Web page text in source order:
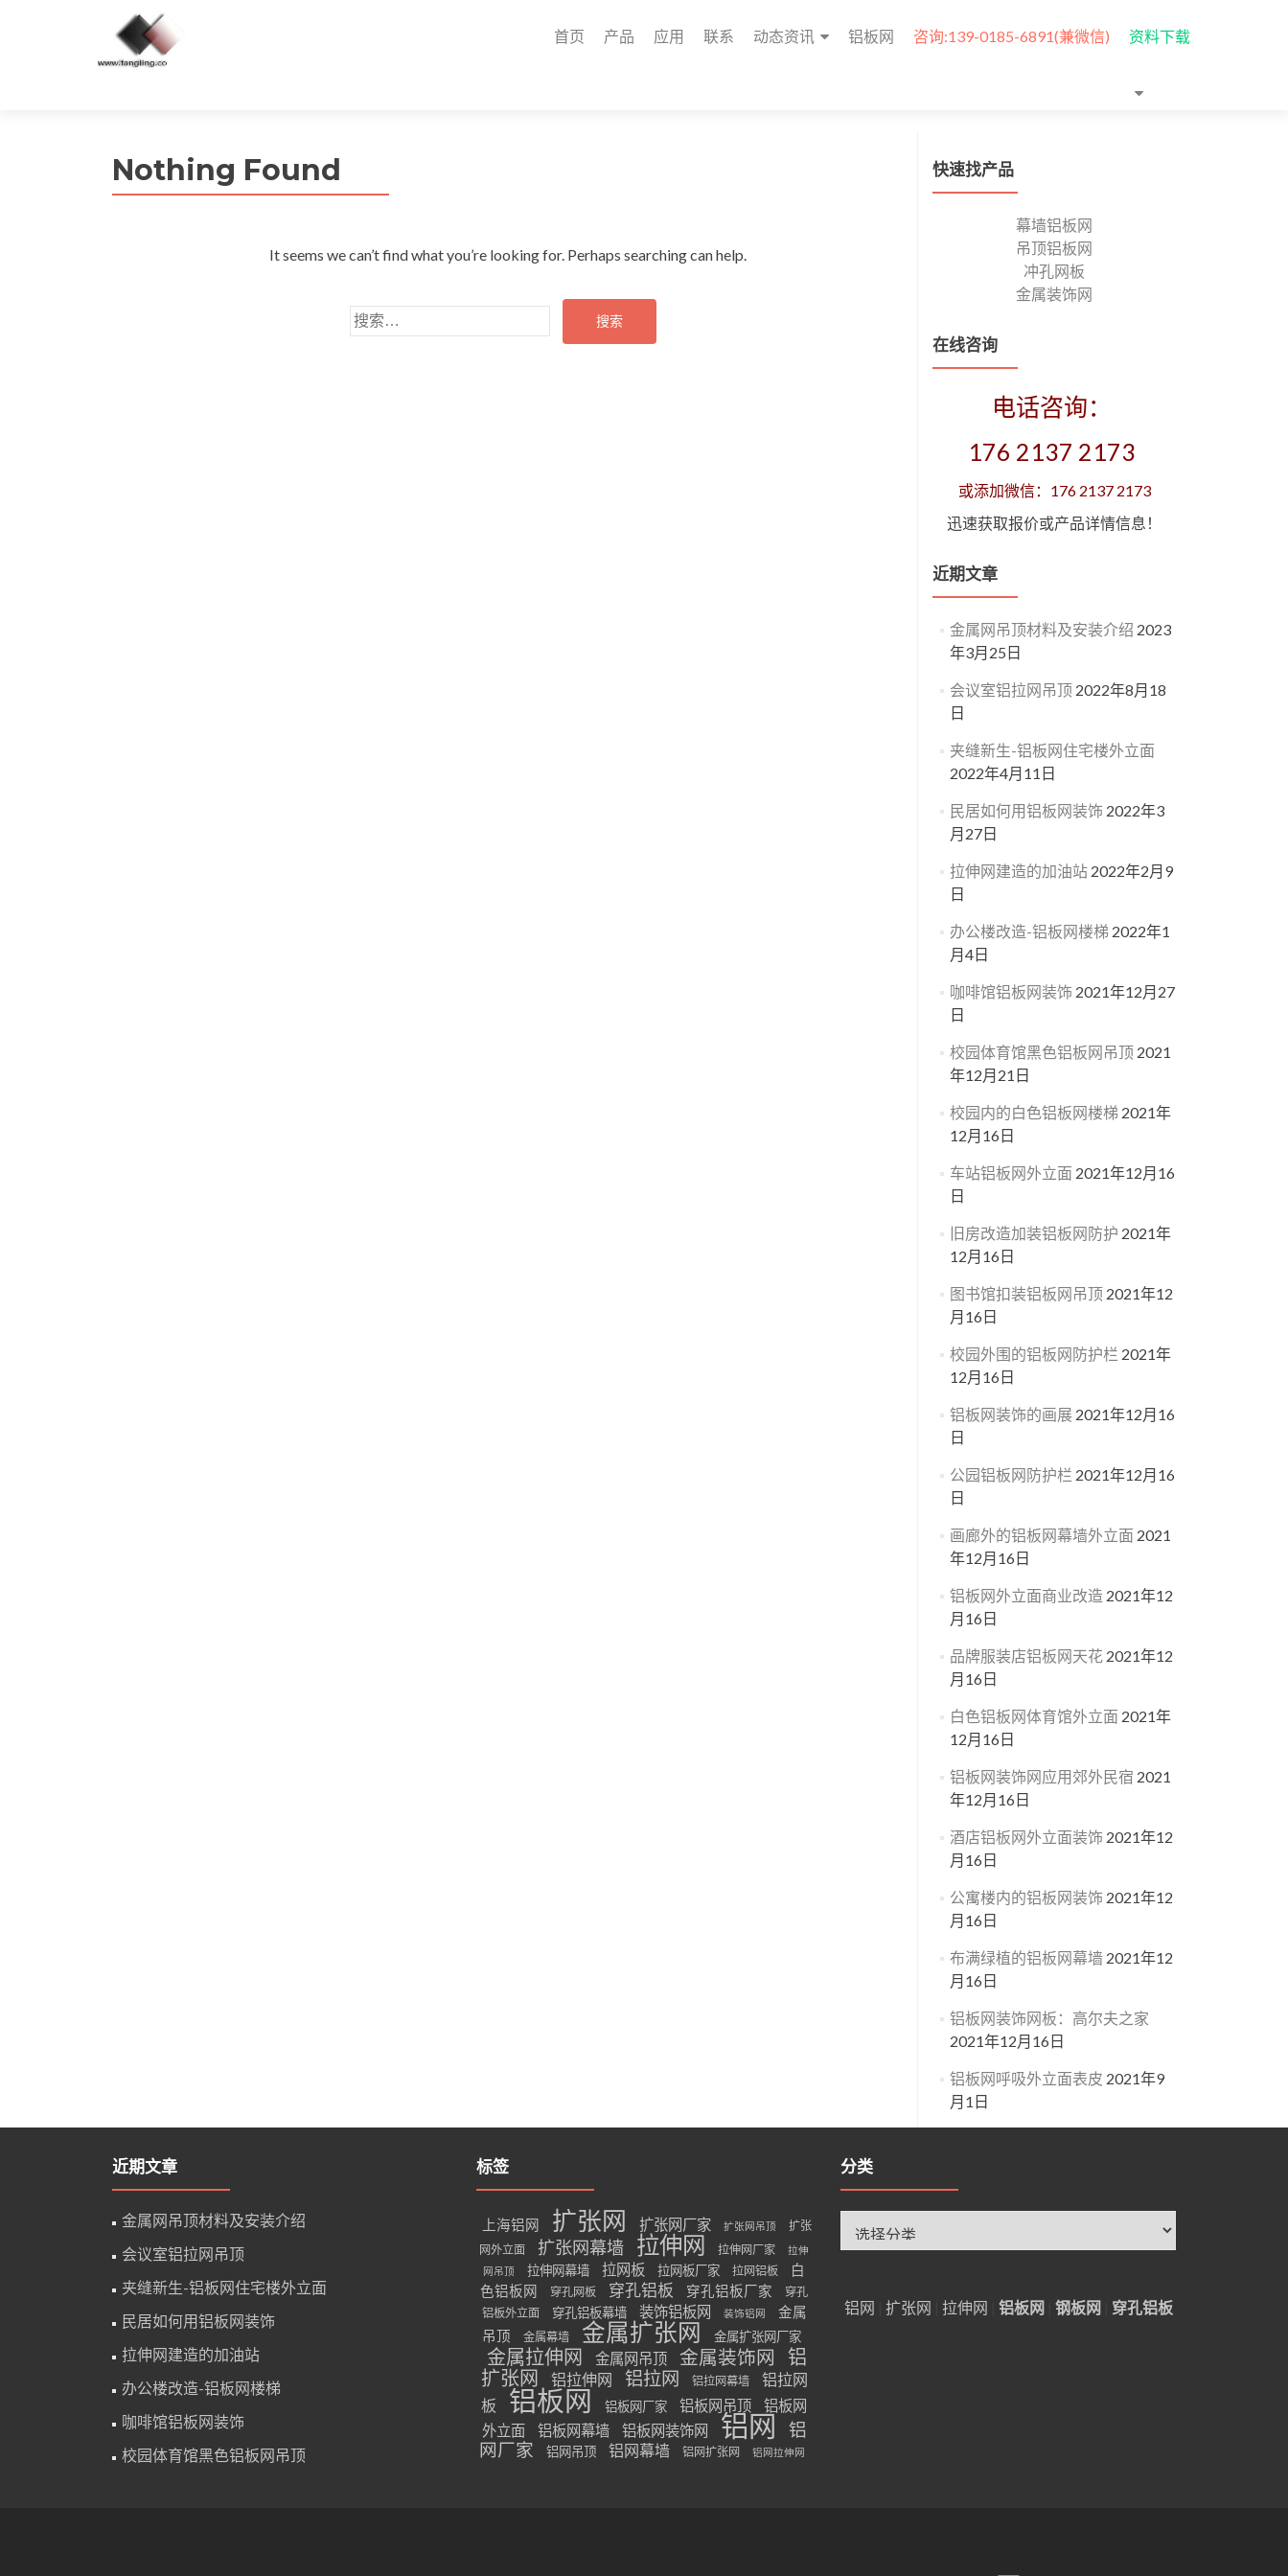
首页 产品 应用 联系 动态资讯 铝板网 咨询:139-0185-6891(兼微信) 资料下载
Nothing Found
It seems we can’t find what you’re looking for. Perhaps searching can help.
搜
索：
快速找产品
幕墙铝板网
吊顶铝板网
冲孔网板
金属装饰网
在线咨询
电话咨询：
176 2137 2173
或添加微信：176 2137 2173
迅速获取报价或产品详情信息！
近期文章
金属网吊顶材料及安装介绍 2023
年3月25日
会议室铝拉网吊顶 2022年8月18
日
夹缝新生-铝板网住宅楼外立面
2022年4月11日
民居如何用铝板网装饰 2022年3
月27日
拉伸网建造的加油站 2022年2月9
日
办公楼改造-铝板网楼梯 2022年1
月4日
咖啡馆铝板网装饰 2021年12月27
日
校园体育馆黑色铝板网吊顶 2021
年12月21日
校园内的白色铝板网楼梯 2021年
12月16日
车站铝板网外立面 2021年12月16
日
旧房改造加装铝板网防护 2021年
12月16日
图书馆扣装铝板网吊顶 2021年12
月16日
校园外围的铝板网防护栏 2021年
12月16日
铝板网装饰的画展 2021年12月16
日
公园铝板网防护栏 2021年12月16
日
画廊外的铝板网幕墙外立面 2021
年12月16日
铝板网外立面商业改造 2021年12
月16日
品牌服装店铝板网天花 2021年12
月16日
白色铝板网体育馆外立面 2021年
12月16日
铝板网装饰网应用郊外民宿 2021
年12月16日
酒店铝板网外立面装饰 2021年12
月16日
公寓楼内的铝板网装饰 2021年12
月16日
布满绿植的铝板网幕墙 2021年12
月16日
铝板网装饰网板：高尔夫之家
2021年12月16日
铝板网呼吸外立面表皮 2021年9
月1日
近期文章
金属网吊顶材料及安装介绍
会议室铝拉网吊顶
夹缝新生-铝板网住宅楼外立面
民居如何用铝板网装饰
拉伸网建造的加油站
办公楼改造-铝板网楼梯
咖啡馆铝板网装饰
校园体育馆黑色铝板网吊顶
标签
上海铝网 扩张网 扩张网厂家 扩张网吊顶
扩张
网外立面
扩张网幕墙 拉伸网 拉伸网厂家
拉伸
网吊顶
拉伸网幕墙 拉网板 拉网板厂家 拉网铝板
白
色铝板网
穿孔网板 穿孔铝板 穿孔铝板厂家
穿孔
铝板外立面
穿孔铝板幕墙 装饰铝板网 装饰铝网
金属
吊顶
金属幕墙 金属扩张网 金属扩张网厂家
金属拉伸网 金属网吊顶 金属装饰网
铝
扩张网
铝拉伸网 铝拉网 铝拉网幕墙
铝拉网
板
铝板网 铝板网厂家 铝板网吊顶
铝板网
外立面
铝板网幕墙 铝板网装饰网 铝网
铝
网厂家
铝网吊顶 铝网幕墙 铝网扩张网 铝网拉伸网
分类
铝网 扩张网 拉伸网 铝板网 钢板网 穿孔铝板